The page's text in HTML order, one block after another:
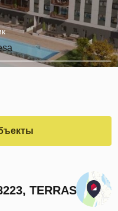
TERRASSA,